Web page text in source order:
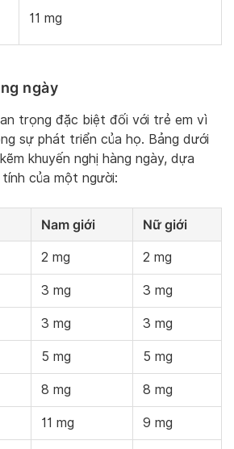
11 mg
ngày
trọng đặc biệt đối với trẻ em vì
sự phát triển của họ. Bảng dưới
khuyến nghị hàng ngày, dựa
của một người:
Nam giới Nữ giới
2 mg 2 mg
3 mg 3 mg
3 mg 3 mg
5 mg 5 mg
8 mg 8 mg
11 mg 9 mg